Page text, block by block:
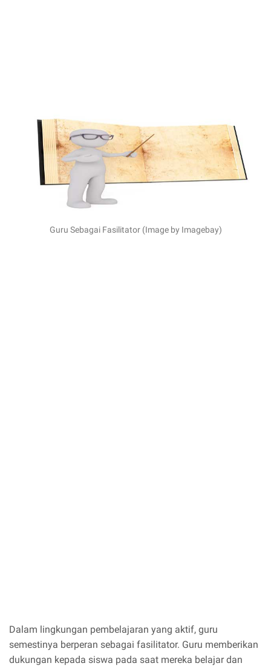
Guru Sebagai Fasilitator (Image by Imagebay)
Dalam lingkungan pembelajaran yang aktif, guru
semestinya berperan sebagai fasilitator. Guru memberikan
dukungan kepada siswa pada saat mereka belajar dan